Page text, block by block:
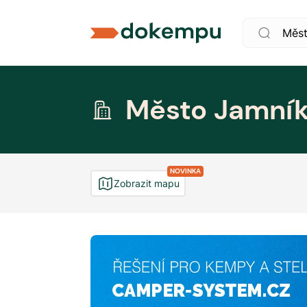
Město
NOVINKA
Zobrazit mapu